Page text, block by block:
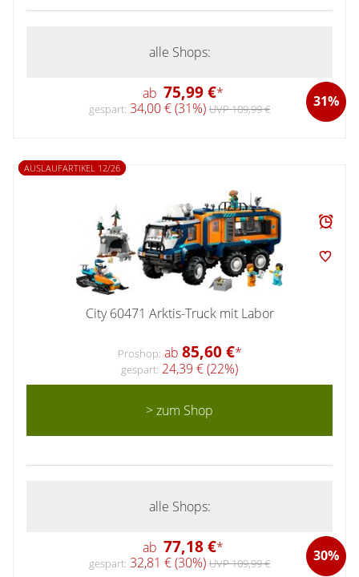
alle Shops:
ab 75,99 €* 31%
gespart: 34,00 € (31%) UVP 109,99 €
AUSLAUFARTIKEL 12/26
City 60471 Arktis-Truck mit Labor
Proshop: ab 85,60 €*
gespart: 24,39 € (22%)
> zum Shop
alle Shops:
ab 77,18 €* 30%
gespart: 32,81 € (30%) UVP 109,99 €